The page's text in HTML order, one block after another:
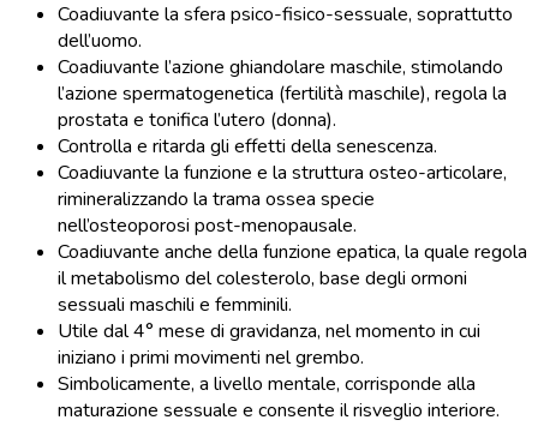
Coadiuvante la sfera psico-fisico-sessuale, soprattutto
dell’uomo.
Coadiuvante l’azione ghiandolare maschile, stimolando
l’azione spermatogenetica (fertilità maschile), regola la
prostata e tonifica l’utero (donna).
Controlla e ritarda gli effetti della senescenza.
Coadiuvante la funzione e la struttura osteo-articolare,
rimineralizzando la trama ossea specie
nell’osteoporosi post-menopausale.
Coadiuvante anche della funzione epatica, la quale regola
il metabolismo del colesterolo, base degli ormoni
sessuali maschili e femminili.
Utile dal 4° mese di gravidanza, nel momento in cui
iniziano i primi movimenti nel grembo.
Simbolicamente, a livello mentale, corrisponde alla
maturazione sessuale e consente il risveglio interiore.